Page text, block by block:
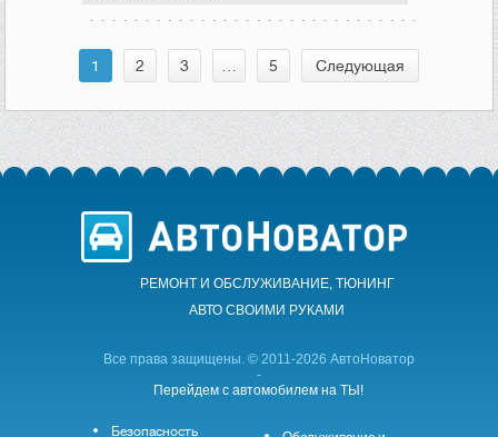
1 2 3 5 Следующая
РЕМОНТ И ОБСЛУЖИВАНИЕ, ТЮНИНГ
АВТО CВОИМИ РУКАМИ
Все права защищены. © 2011-2026 АвтоНоватор
-
Перейдем с автомобилем на ТЫ!
Безопасность